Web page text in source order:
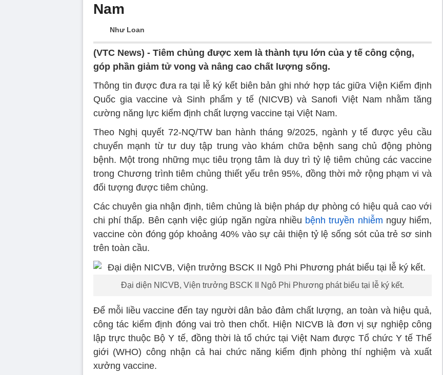
Nam
Như Loan
(VTC News) - Tiêm chủng được xem là thành tựu lớn của y tế công cộng,
góp phần giảm tử vong và nâng cao chất lượng sống.
Thông tin được đưa ra tại lễ ký kết biên bản ghi nhớ hợp tác giữa Viện Kiểm định
Quốc gia vaccine và Sinh phẩm y tế (NICVB) và Sanofi Việt Nam nhằm tăng
cường năng lực kiểm định chất lượng vaccine tại Việt Nam.
Theo Nghị quyết 72-NQ/TW ban hành tháng 9/2025, ngành y tế được yêu cầu
chuyển mạnh từ tư duy tập trung vào khám chữa bệnh sang chủ động phòng
bệnh. Một trong những mục tiêu trọng tâm là duy trì tỷ lệ tiêm chủng các vaccine
trong Chương trình tiêm chủng thiết yếu trên 95%, đồng thời mở rộng phạm vi và
đối tượng được tiêm chủng.
Các chuyên gia nhận định, tiêm chủng là biện pháp dự phòng có hiệu quả cao với
chi phí thấp. Bên cạnh việc giúp ngăn ngừa nhiều bệnh truyền nhiễm nguy hiểm,
vaccine còn đóng góp khoảng 40% vào sự cải thiện tỷ lệ sống sót của trẻ sơ sinh
trên toàn cầu.
Đại diện NICVB, Viện trưởng BSCK II Ngô Phi Phương phát biểu tại lễ ký kết.
Để mỗi liều vaccine đến tay người dân bảo đảm chất lượng, an toàn và hiệu quả,
công tác kiểm định đóng vai trò then chốt. Hiện NICVB là đơn vị sự nghiệp công
lập trực thuộc Bộ Y tế, đồng thời là tổ chức tại Việt Nam được Tổ chức Y tế Thế
giới (WHO) công nhận cả hai chức năng kiểm định phòng thí nghiệm và xuất
xưởng vaccine.